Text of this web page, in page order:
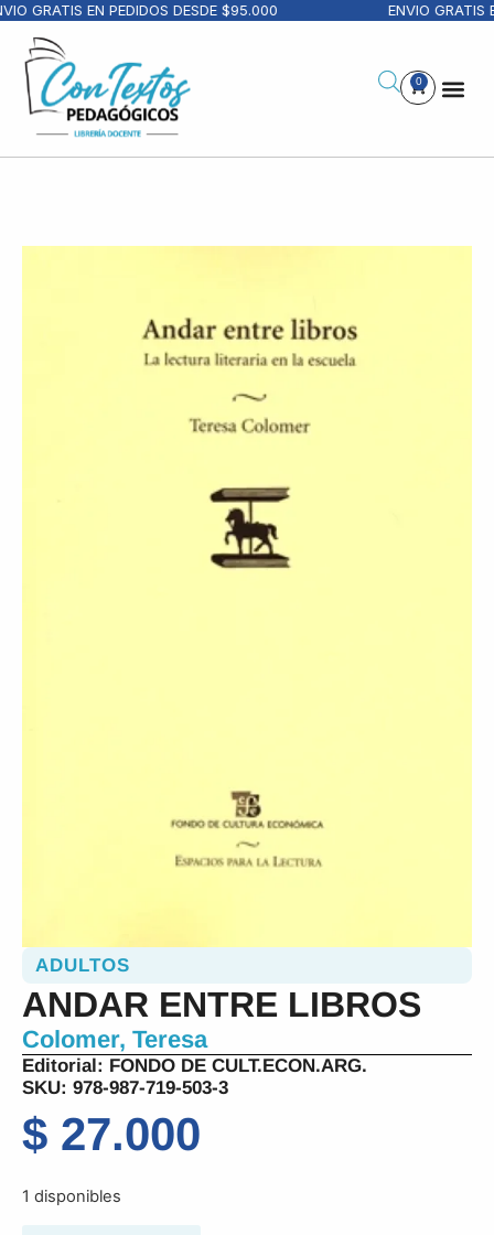
GRATIS EN PEDIDOS DESDE $95.000 ENVIO GRATIS
0
ADULTOS
ANDAR ENTRE LIBROS
Colomer, Teresa
Editorial: FONDO DE CULT.ECON.ARG.
SKU: 978-987-719-503-3
$ 27.000
1 disponibles